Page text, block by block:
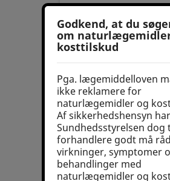
Godkend, at du
om
kosttilskud
Pga. lægemiddelloven
ikke reklamere for
naturlægemidler og
Af sikkerhedshensyn har
Sundhedsstyrelsen dog
forhandlere godt må
virkninger, symptomer
behandlinger med
naturlægemidler og
157,00 kr.